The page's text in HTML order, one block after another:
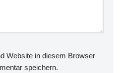
Website in diesem Browser
speichern.